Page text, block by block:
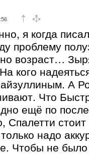
я когда
проблему
возраст…
кого
А
Что
ещё по
стоит
надо
Чтобы не